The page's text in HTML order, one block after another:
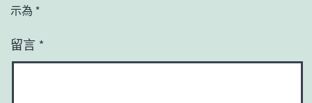
示為 *
留言 *